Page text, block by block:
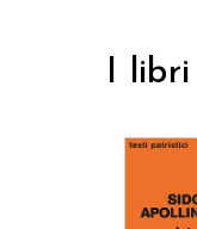
I libri